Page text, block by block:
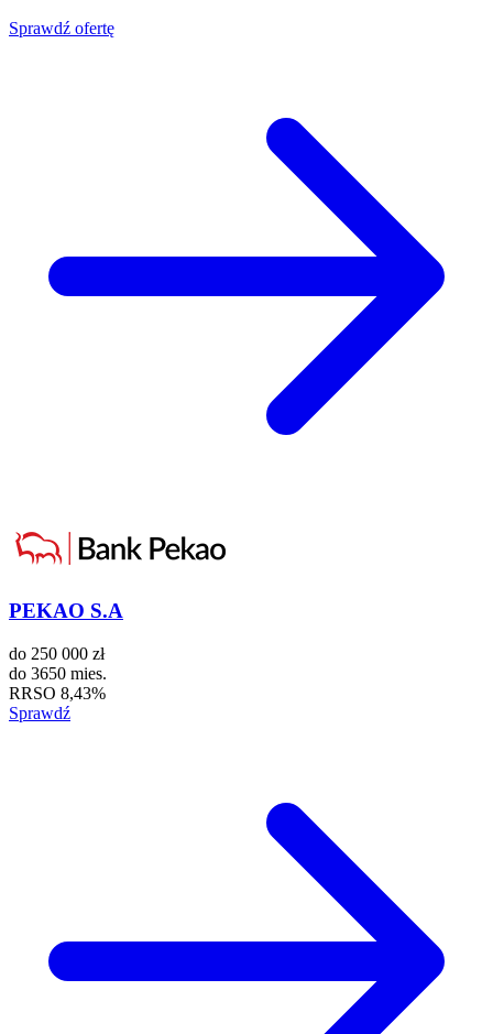
Sprawdź ofertę
PEKAO S.A
do 250 000 zł
do 3650 mies.
RRSO 8,43%
Sprawdź